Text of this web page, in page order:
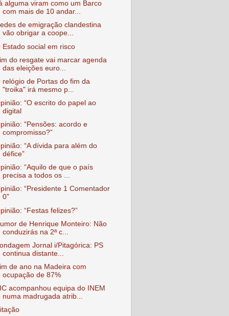
alguma viram como um Barco
com mais de 10 andar...
de emigração clandestina
vão obrigar a coope...
Estado social em risco
do resgate vai marcar agenda
das eleições euro...
relógio de Portas do fim da
"troika" irá mesmo p...
“O escrito do papel ao
digital
“Pensões: acordo e
compromisso?”
“A dívida para além do
défice”
“Aquilo de que o país
precisa a todos os ...
“Presidente 1 Comentador
0”
“Festas felizes?”
de Henrique Monteiro: Não
conduzirás na 2ª c...
Jornal i/Pitagórica: PS
continua distante...
de ano na Madeira com
ocupação de 87%
acompanhou equipa do INEM
numa madrugada atrib...